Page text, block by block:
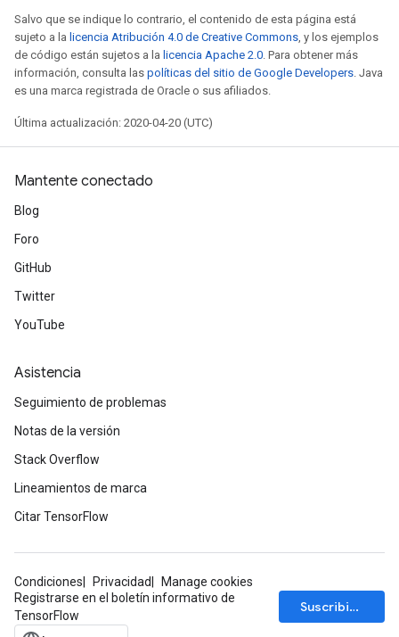
Salvo que se indique lo contrario, el contenido de esta página está
sujeto a la licencia Atribución 4.0 de Creative Commons, y los ejemplos
de código están sujetos a la licencia Apache 2.0. Para obtener más
información, consulta las políticas del sitio de Google Developers. Java
es una marca registrada de Oracle o sus afiliados.
Última actualización: 2020-04-20 (UTC)
Mantente conectado
Blog
Foro
GitHub
Twitter
YouTube
Asistencia
Seguimiento de problemas
Notas de la versión
Stack Overflow
Lineamientos de marca
Citar TensorFlow
Condiciones Privacidad
Manage cookies
Registrarse en el boletín informativo de
TensorFlow
Suscribirse